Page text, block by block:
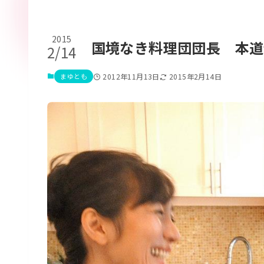
国境なき料理団団長 本
2015
2/14
まゆとも 2012年11月13日 2015年2月14日